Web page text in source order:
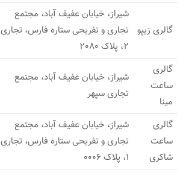
گالری زیپو
شیراز، خیابان عفیف آباد، مجتمع
تجاری و تفریحی ستاره فارس، تجاری
2، پلاک 2080
گالری
ساعت
مینا
شیراز، خیابان عفیف آباد، مجتمع
تجاری سپهر
گالری
ساعت
شاکری
شیراز، خیابان عفیف آباد، مجتمع
تجاری و تفریحی ستاره فارس، تجاری
1، پلاک 0006